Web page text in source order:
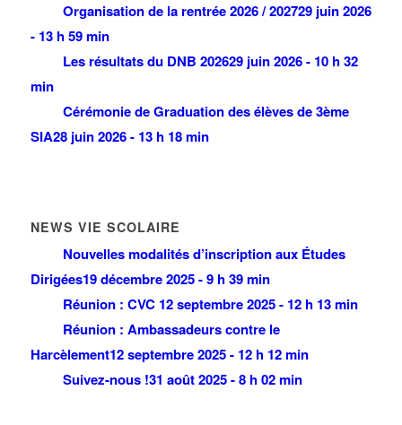
Organisation de la rentrée 2026 / 202729 juin 2026
- 13 h 59 min
Les résultats du DNB 202629 juin 2026 - 10 h 32
min
Cérémonie de Graduation des élèves de 3ème
SIA28 juin 2026 - 13 h 18 min
NEWS VIE SCOLAIRE
Nouvelles modalités d’inscription aux Études
Dirigées19 décembre 2025 - 9 h 39 min
Réunion : CVC 12 septembre 2025 - 12 h 13 min
Réunion : Ambassadeurs contre le
Harcèlement12 septembre 2025 - 12 h 12 min
Suivez-nous !31 août 2025 - 8 h 02 min